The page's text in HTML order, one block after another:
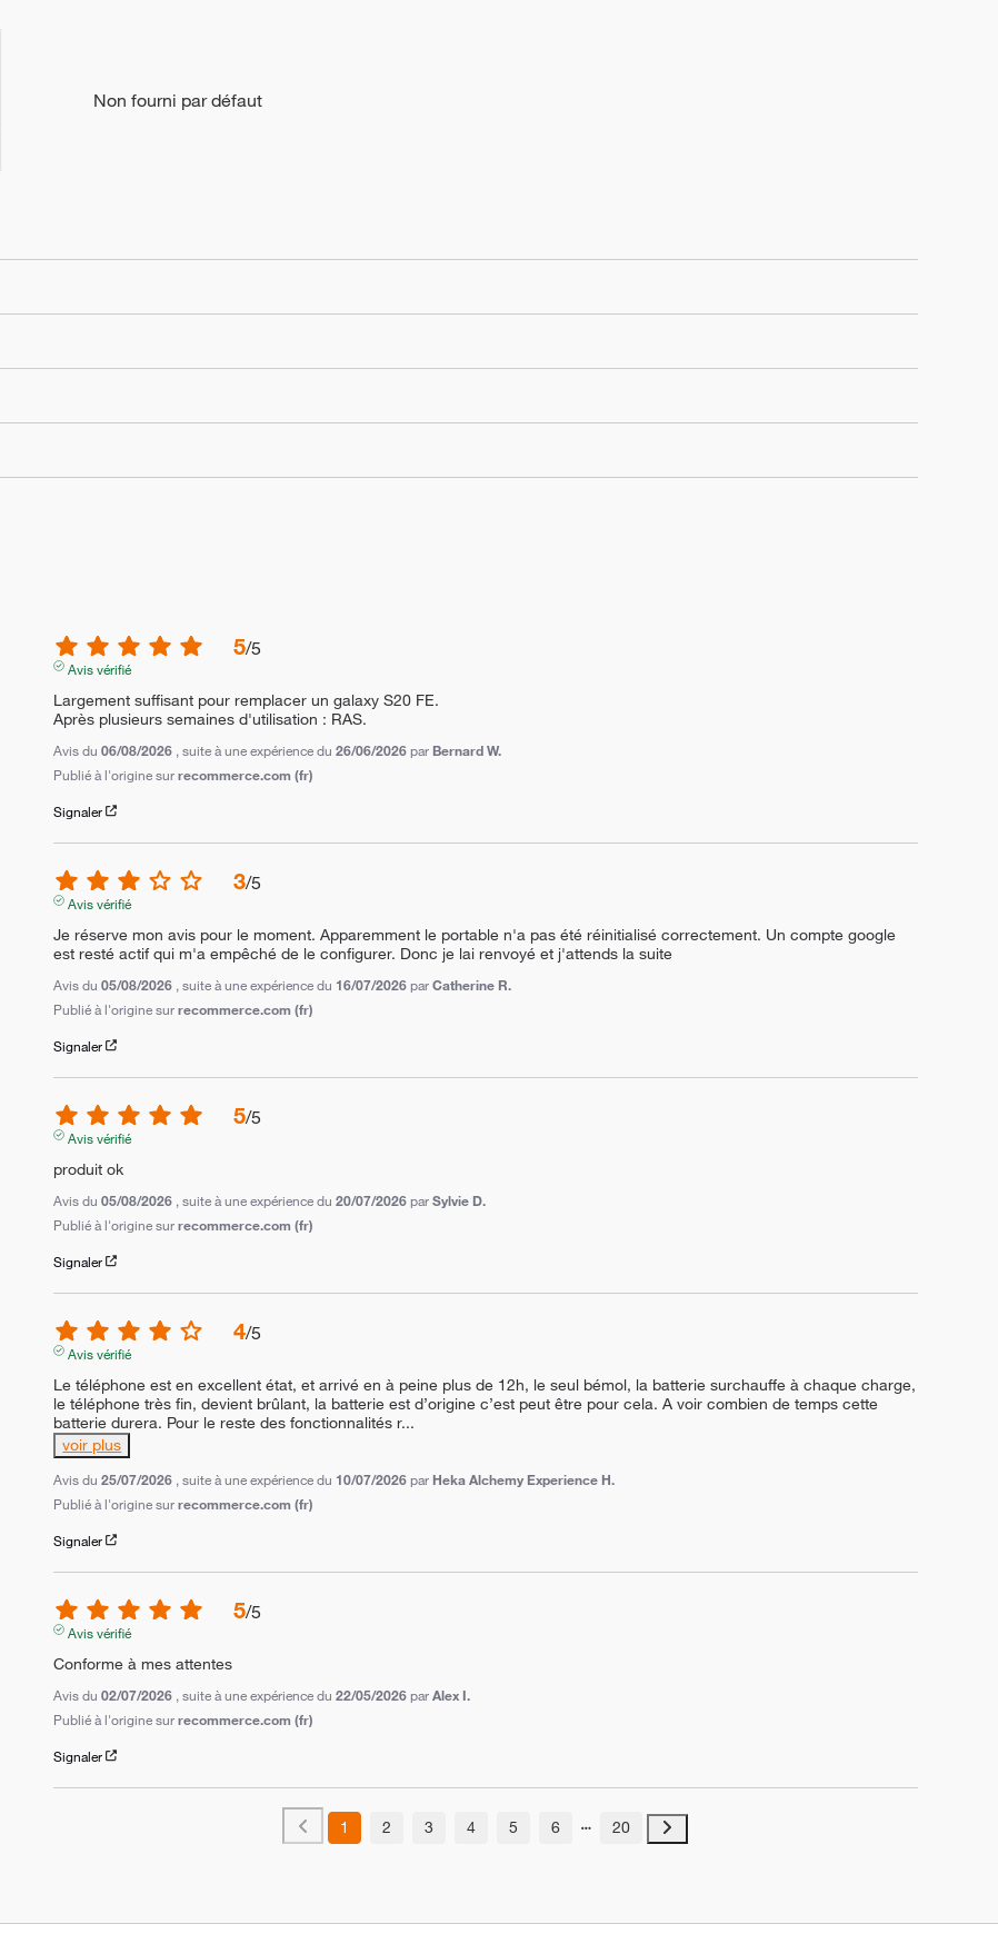
Non fourni par défaut
5/5
Avis vérifié
Largement suffisant pour remplacer un galaxy S20 FE.
Après plusieurs semaines d'utilisation : RAS.
Avis du06/08/2026 , suite à une expérience du26/06/2026 par Bernard W.
Publié à l'origine surrecommerce.com (fr)
Signaler
3/5
Avis vérifié
Je réserve mon avis pour le moment. Apparemment le portable n'a pas été réinitialisé correctement. Un compte google
est resté actif qui m'a empêché de le configurer. Donc je lai renvoyé et j'attends la suite
Avis du05/08/2026 , suite à une expérience du 16/07/2026 parCatherine R.
Publié à l'origine surrecommerce.com (fr)
Signaler
5/5
Avis vérifié
produit ok
Avis du05/08/2026 , suite à une expérience du20/07/2026 parSylvie D.
Publié à l'origine surrecommerce.com (fr)
Signaler
4/5
Avis vérifié
Le téléphone est en excellent état, et arrivé en à peine plus de 12h, le seul bémol, la batterie surchauffe à chaque charge,
le téléphone très fin, devient brûlant, la batterie est d’origine c’est peut être pour cela. A voir combien de temps cette
batterie durera. Pour le reste des fonctionnalités r...
voir plus
Avis du25/07/2026 , suite à une expérience du 10/07/2026 par Heka Alchemy Experience H.
Publié à l'origine surrecommerce.com (fr)
Signaler
5/5
Avis vérifié
Conforme à mes attentes
Avis du02/07/2026 , suite à une expérience du22/05/2026 parAlex I.
Publié à l'origine surrecommerce.com (fr)
Signaler
1 2 3 4 5 6 20